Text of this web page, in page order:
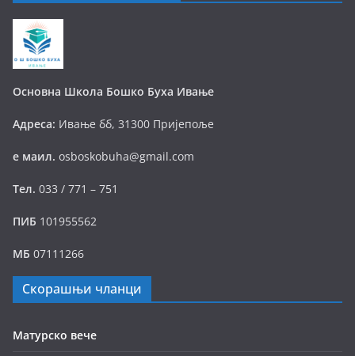
Основна Школа Бошко Буха Ивање
Адреса: Ивање бб, 31300 Пријепоље
е маил. osboskobuha@gmail.com
Тел. 033 / 771 – 751
ПИБ 101955562
МБ 07111266
Скорашњи чланци
Матурско вече